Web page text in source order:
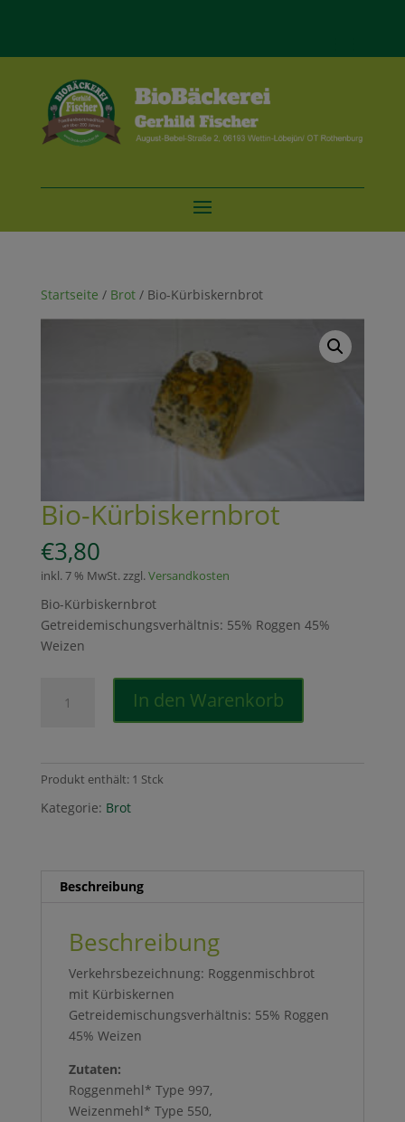
Startseite / Brot/ Bio-Kürbiskernbrot
Bio-Kürbiskernbrot
€3,80
inkl. 7 % MwSt.zzgl.Versandkosten
Bio-Kürbiskernbrot
Getreidemischungsverhältnis: 55% Roggen 45%
Weizen
Kürbiskernbrot
In den Warenkorb
Produkt enthält: 1 Stck
Kategorie: Brot
Beschreibung
Beschreibung
Verkehrsbezeichnung: Roggenmischbrot
mit Kürbiskernen
Getreidemischungsverhältnis: 55% Roggen
45% Weizen
Zutaten:
Roggenmehl* Type 997,
Weizenmehl* Type 550,